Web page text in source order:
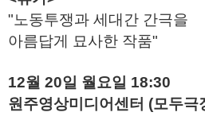
"노동투쟁과 세대간 간극을
아름답게 묘사한 작품"
12월 20일 월요일 18:30
원주영상미디어센터 (모두극